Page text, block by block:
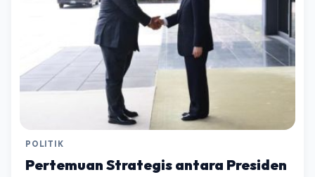
POLITIK
Pertemuan Strategis antara Presiden